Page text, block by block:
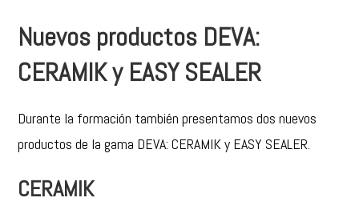
Nuevos productos DEVA:
CERAMIK y EASY SEALER
Durante la formación también presentamos dos nuevos
productos de la gama DEVA: CERAMIK y EASY SEALER.
CERAMIK